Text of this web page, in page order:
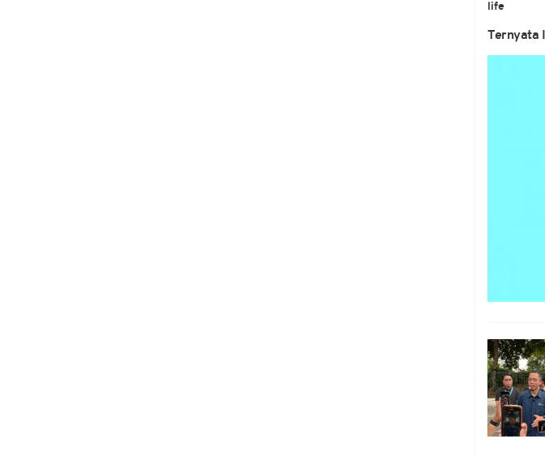
life
Ternyata